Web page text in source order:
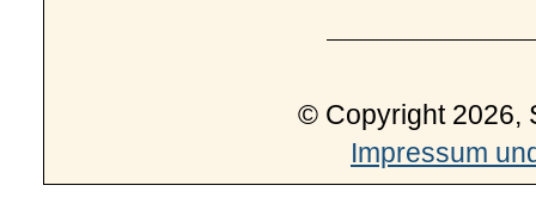
© Copyright 2026,
Impressum